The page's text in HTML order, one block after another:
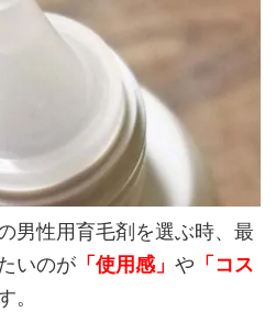
男性用育毛剤を選ぶ時、最
いのが 「使用感」 や 「コス
。